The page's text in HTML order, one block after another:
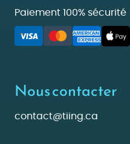
Paiement 100% sécurité
Nous contacter
contact@tiing.ca